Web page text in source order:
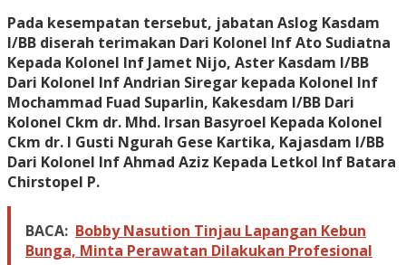
Pada kesempatan tersebut, jabatan Aslog Kasdam
I/BB diserah terimakan Dari Kolonel Inf Ato Sudiatna
Kepada Kolonel Inf Jamet Nijo, Aster Kasdam I/BB
Dari Kolonel Inf Andrian Siregar kepada Kolonel Inf
Mochammad Fuad Suparlin, Kakesdam I/BB Dari
Kolonel Ckm dr. Mhd. Irsan Basyroel Kepada Kolonel
Ckm dr. I Gusti Ngurah Gese Kartika, Kajasdam I/BB
Dari Kolonel Inf Ahmad Aziz Kepada Letkol Inf Batara
Chirstopel P.
BACA: Bobby Nasution Tinjau Lapangan Kebun
Bunga, Minta Perawatan Dilakukan Profesional